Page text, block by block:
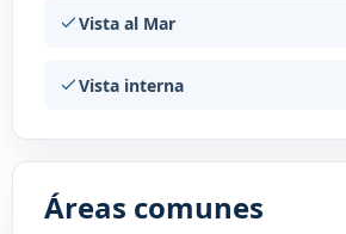
Vista al Mar
Vista interna
Áreas comunes